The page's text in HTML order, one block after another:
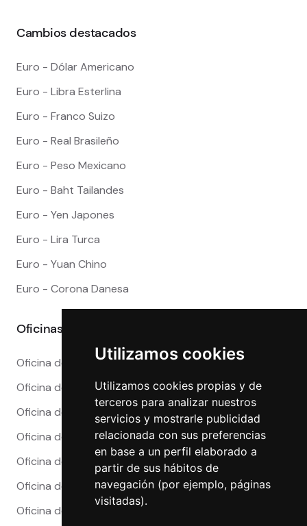
Utilizamos cookies
Utilizamos cookies propias y de
terceros para analizar nuestros
servicios y mostrarle publicidad
relacionada con sus preferencias
en base a un perfil elaborado a
partir de sus hábitos de
navegación (por ejemplo, páginas
visitadas).
Cambios destacados
Euro - Dólar Americano
Euro - Libra Esterlina
Euro - Franco Suizo
Euro - Real Brasileño
Euro - Peso Mexicano
Euro - Baht Tailandes
Euro - Yen Japones
Euro - Lira Turca
Euro - Yuan Chino
Euro - Corona Danesa
Oficinas
Oficina de Cambio en Alicante
Oficina de Cambio en Barcelona
Oficina de Cambio en Córdoba
Oficina de Cambio en Granada
Oficina de Cambio en Madrid
Oficina de Cambio en Málaga
Oficina de Cambio en Marbella